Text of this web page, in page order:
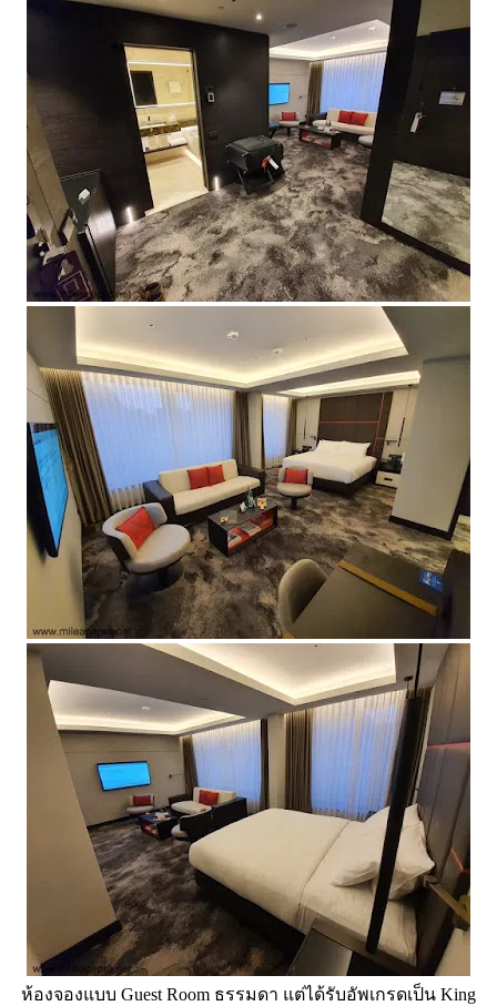
ห้องจองแบบ Guest Room ธรรมดา แต่ได้รับอัพเกรดเป็น King